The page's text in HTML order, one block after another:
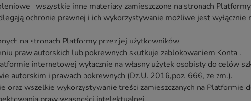
i wszystkie inne materiały zamieszczone na stronach
ochronie prawnej i ich wykorzystywanie możliwe jest wyłącznie
na stronach Platformy przez jej użytkowników.
praw autorskich lub pokrewnych skutkuje zablokowaniem Konta .
internetowej wyłącznie na własny użytek osobisty do celów
autorskim i prawach pokrewnych (Dz.U. 2016,poz. 666, ze zm.).
oraz wszelkie wykorzystywanie treści zamieszczanych na Platformie
praw własności intelektualnej.